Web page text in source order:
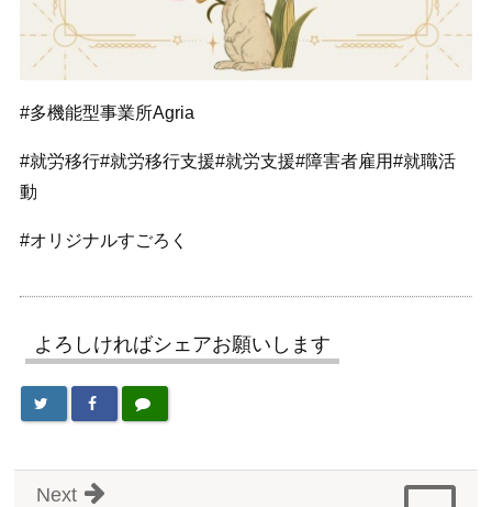
#多機能型事業所Agria
#就労移行#就労移行支援#就労支援#障害者雇用#就職活
動
#オリジナルすごろく
よろしければシェアお願いします
Next